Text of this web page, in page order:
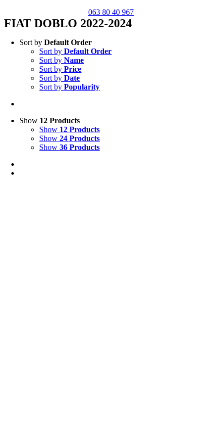
063 80 40 967
FIAT DOBLO 2022-2024
Sort byDefault Order
Sort byDefault Order
Sort byName
Sort byPrice
Sort byDate
Sort byPopularity
Show 12 Products
Show 12 Products
Show24 Products
Show36 Products